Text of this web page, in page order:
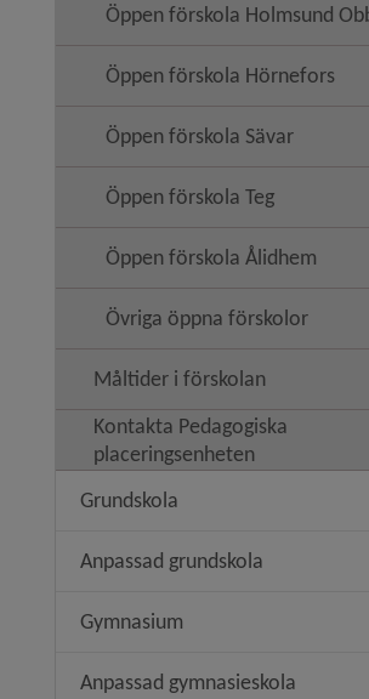
Öppen förskola Holmsund
Öppen förskola Hörnefors
Öppen förskola Sävar
Öppen förskola Teg
Öppen förskola Ålidhem
Övriga öppna förskolor
Måltider i förskolan
Kontakta Pedagogiska
placeringsenheten
Grundskola
Anpassad grundskola
Gymnasium
Anpassad gymnasieskola